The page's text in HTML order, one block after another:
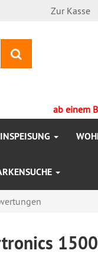
Zur Kasse
ab einem